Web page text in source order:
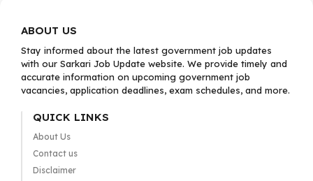
ABOUT US
Stay informed about the latest government job updates
with our Sarkari Job Update website. We provide timely and
accurate information on upcoming government job
vacancies, application deadlines, exam schedules, and more.
QUICK LINKS
About Us
Contact us
Disclaimer